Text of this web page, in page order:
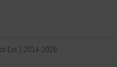
Est | 2014-2026